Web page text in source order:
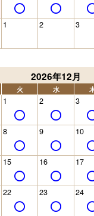
1 2 3
2026年12月
火 水
1 2 3
8 9 10
15 16 17
22 23 24